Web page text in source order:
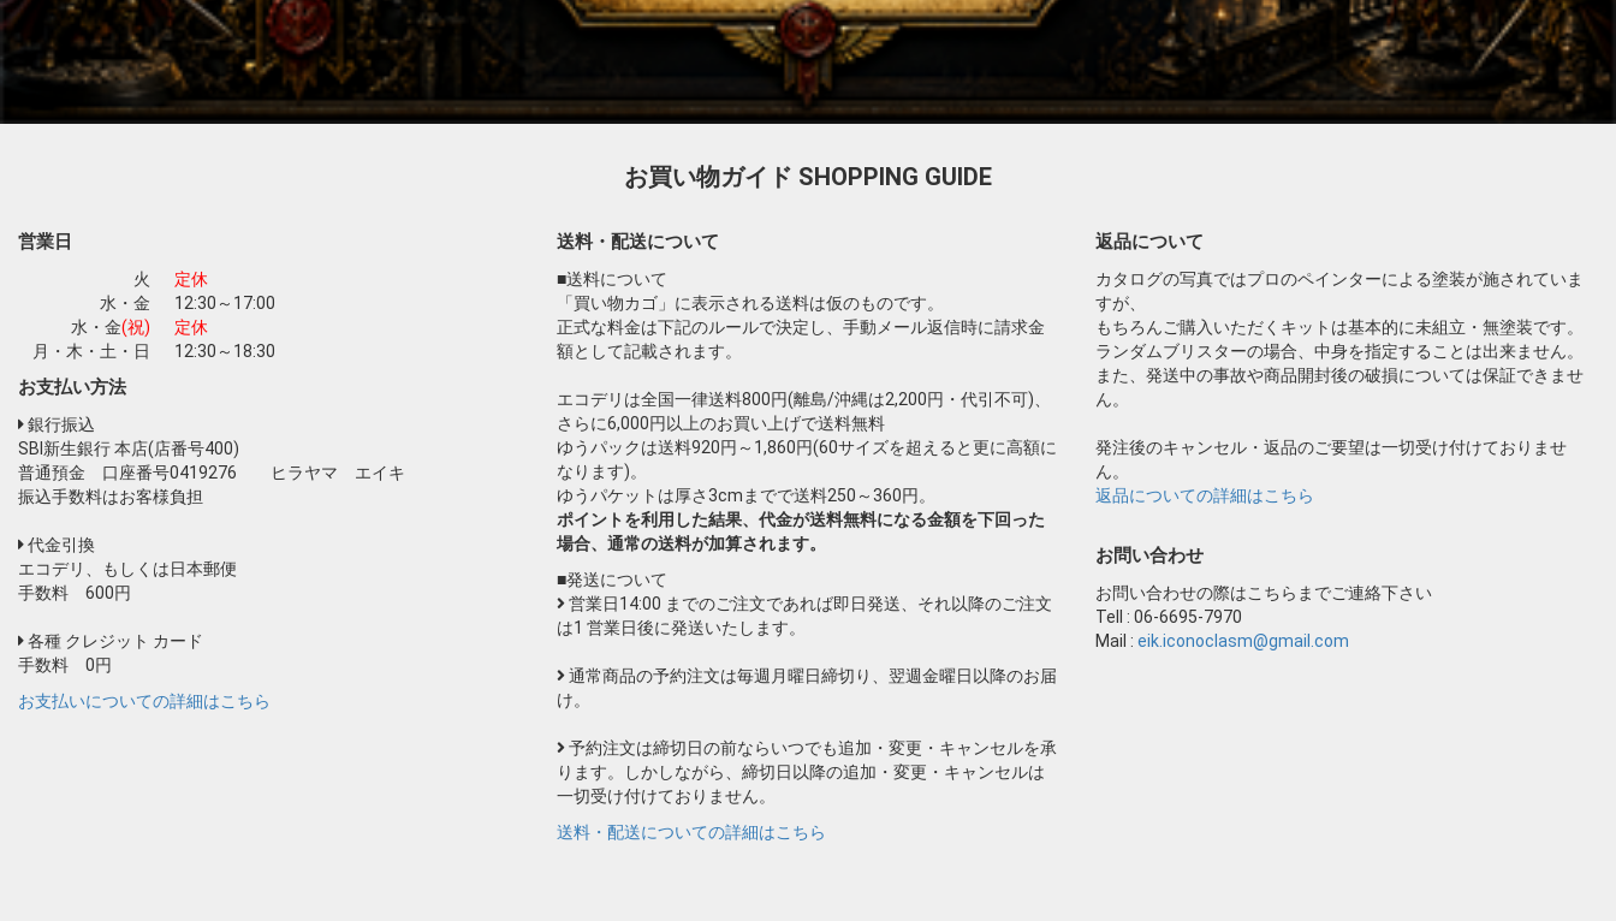
お買い物ガイド SHOPPING GUIDE
営業日
火
定休
水・金
12:30～17:00
水・金(祝)
定休
月・木・土・日
12:30～18:30
お支払い方法
銀行振込
SBI新生銀行 本店(店番号400)
普通預金 口座番号0419276 ヒラヤマ エイキ
振込手数料はお客様負担
代金引換
エコデリ、もしくは日本郵便
手数料 600円
各種 クレジット カード
手数料 0円
お支払いについての詳細はこちら
送料・配送について
■送料について
「買い物カゴ」に表示される送料は仮のものです。
正式な料金は下記のルールで決定し、手動メール返信時に請求金
額として記載されます。
エコデリは全国一律送料800円(離島/沖縄は2,200円・代引不可)、
さらに6,000円以上のお買い上げで送料無料
ゆうパックは送料920円～1,860円(60サイズを超えると更に高額に
なります)。
ゆうパケットは厚さ3cmまでで送料250～360円。
ポイントを利用した結果、代金が送料無料になる金額を下回った
場合、通常の送料が加算されます。
■発送について
営業日14:00 までのご注文であれば即日発送、それ以降のご注文
は1 営業日後に発送いたします。
通常商品の予約注文は毎週月曜日締切り、翌週金曜日以降のお届
け。
予約注文は締切日の前ならいつでも追加・変更・キャンセルを承
ります。しかしながら、締切日以降の追加・変更・キャンセルは
一切受け付けておりません。
送料・配送についての詳細はこちら
返品について
カタログの写真ではプロのペインターによる塗装が施されていま
すが、
もちろんご購入いただくキットは基本的に未組立・無塗装です。
ランダムブリスターの場合、中身を指定することは出来ません。
また、発送中の事故や商品開封後の破損については保証できませ
ん。
発注後のキャンセル・返品のご要望は一切受け付けておりませ
ん。
返品についての詳細はこちら
お問い合わせ
お問い合わせの際はこちらまでご連絡下さい
Tell : 06-6695-7970
Mail : eik.iconoclasm@gmail.com